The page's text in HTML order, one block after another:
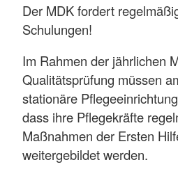
Der MDK fordert
Schulungen!
Im Rahmen der jährlichen
Qualitätsprüfung müssen
stationäre
dass ihre Pflegekräfte
Maßnahmen der Ersten
weitergebildet werden.